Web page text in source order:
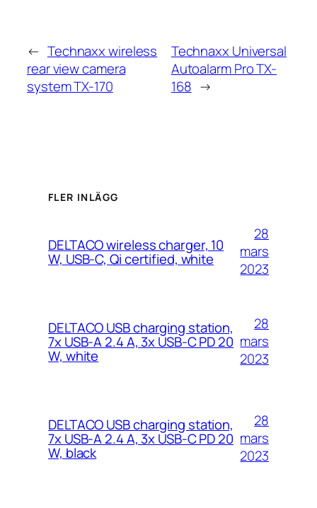
← Technaxx wireless
rear view camera
system TX-170
Technaxx Universal
Autoalarm Pro TX-
168 →
FLER INLÄGG
DELTACO wireless charger, 10
W, USB-C, Qi certified, white
28
mars
2023
DELTACO USB charging station,
7x USB-A 2.4 A, 3x USB-C PD 20
W, white
28
mars
2023
DELTACO USB charging station,
7x USB-A 2.4 A, 3x USB-C PD 20
W, black
28
mars
2023